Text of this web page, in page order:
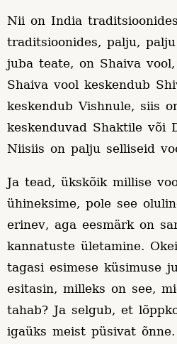
Nii on India
traditsioonides, palju,
juba teate, on Shaiva
Shaiva vool keskendub
keskendub Vishnule, siis
keskenduvad Shaktile või
Niisiis on palju selliseid
Ja tead, ükskõik millise
ühineksime, pole see
erinev, aga eesmärk on
kannatuste ületamine.
tagasi esimese küsimuse
esitasin, milleks on see,
tahab? Ja selgub, et
igaüks meist püsivat õnne.